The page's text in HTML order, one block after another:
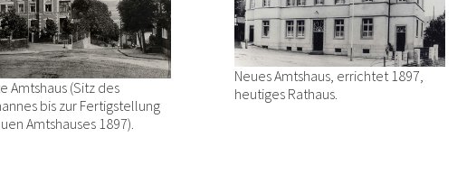
Amtshaus (Sitz des
bis zur Fertigstellung
Amtshauses 1897).
Neues Amtshaus, errichtet 1897,
heutiges Rathaus.